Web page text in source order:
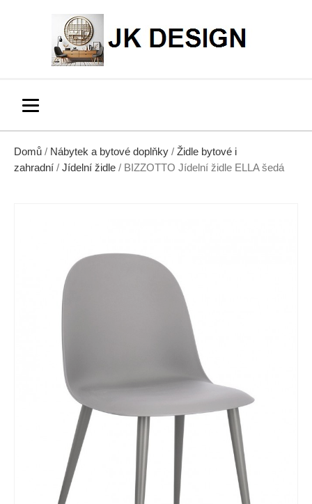
Domů / Nábytek a bytové doplňky / Židle bytové i
zahradní / Jídelní židle / BIZZOTTO Jídelní židle ELLA šedá